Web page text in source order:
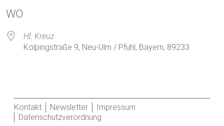
WO
Hl. Kreuz
Kolpingstraße 9, Neu-Ulm / Pfuhl, Bayern, 89233
Kontakt Newsletter
Impressum
Datenschutzverordnung